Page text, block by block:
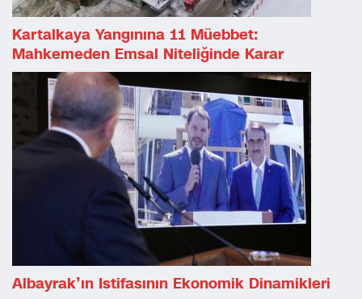
Kartalkaya Yangınına 11 Müebbet:
Mahkemeden Emsal Niteliğinde Karar
Albayrak’ın Istifasının Ekonomik Dinamikleri